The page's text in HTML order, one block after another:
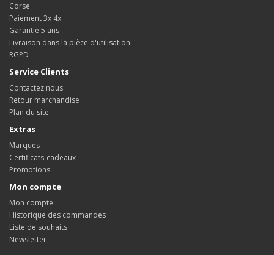
Corse
Paiement 3x 4x
Garantie 5 ans
Livraison dans la pièce d'utilisation
RGPD
Service Clients
Contactez nous
Retour marchandise
Plan du site
Extras
Marques
Certificats-cadeaux
Promotions
Mon compte
Mon compte
Historique des commandes
Liste de souhaits
Newsletter